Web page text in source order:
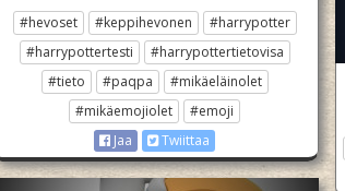
#hevoset #keppihevonen
#harrypotter
#harrypottertesti
#harrypottertietovisa
#tieto
#paqpa
#mikäeläinolet
#mikäemojiolet
#emoji
Jaa
Twiittaa